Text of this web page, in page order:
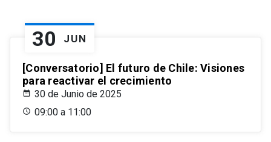
30 JUN
[Conversatorio] El futuro de Chile: Visiones
para reactivar el crecimiento
30 de Junio de 2025
09:00 a 11:00